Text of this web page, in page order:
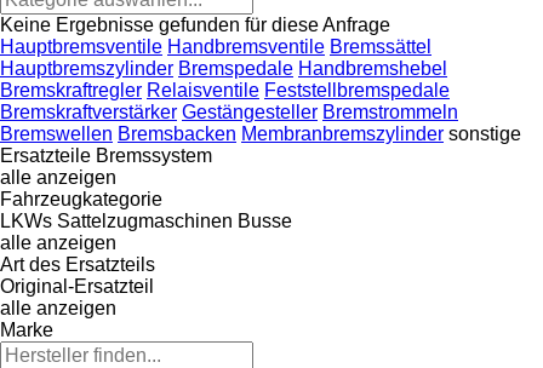
Keine Ergebnisse gefunden für diese Anfrage
Hauptbremsventile Handbremsventile Bremssättel
Hauptbremszylinder Bremspedale Handbremshebel
Bremskraftregler Relaisventile Feststellbremspedale
Bremskraftverstärker Gestängesteller Bremstrommeln
Bremswellen Bremsbacken Membranbremszylinder sonstige
Ersatzteile Bremssystem
alle anzeigen
Fahrzeugkategorie
LKWs Sattelzugmaschinen Busse
alle anzeigen
Art des Ersatzteils
Original-Ersatzteil
alle anzeigen
Marke